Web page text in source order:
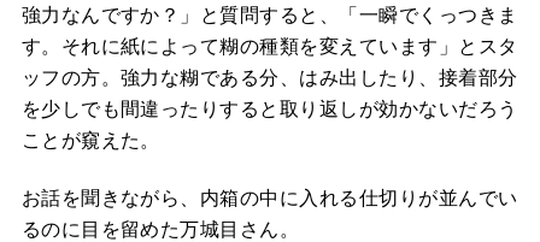
強力なんですか？」と質問すると、「一瞬でくっつきま
す。それに紙によって糊の種類を変えています」とスタ
ッフの方。強力な糊である分、はみ出したり、接着部分
を少しでも間違ったりすると取り返しが効かないだろう
ことが窺えた。
お話を聞きながら、内箱の中に入れる仕切りが並んでい
るのに目を留めた万城目さん。